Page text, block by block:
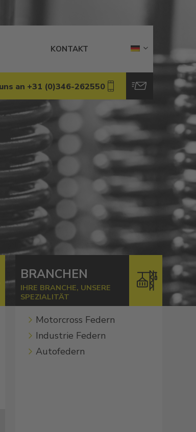
KONTAKT
an +31 (0)346-262550
BRANCHEN
IHRE BRANCHE, UNSERE
SPEZIALITÄT
Motorcross Federn
Industrie Federn
Autofedern